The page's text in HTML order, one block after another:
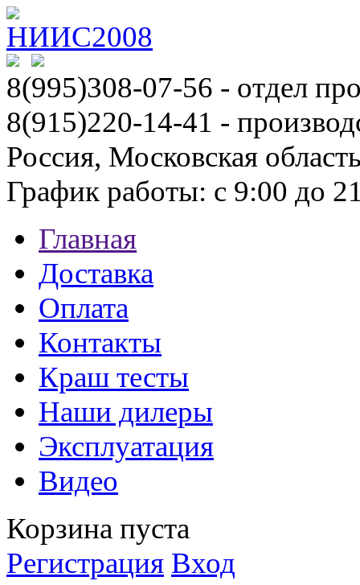
8(995)308-07-56 - отдел
8(915)220-14-41 -
Россия, Московская
График работы: с 9:00 до
Главная
Доставка
Оплата
Контакты
Краш тесты
Наши дилеры
Эксплуатация
Видео
Корзина пуста
Регистрация Вход